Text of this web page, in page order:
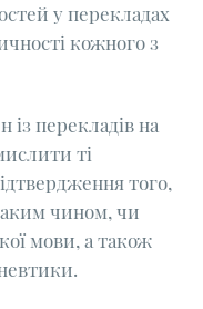
у перекладах
кожного з
перекладів на
ті
того,
чином, чи
мови, а також